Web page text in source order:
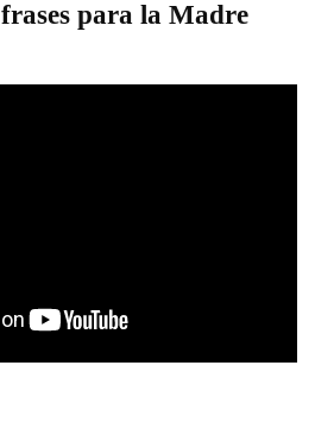
para la Madre